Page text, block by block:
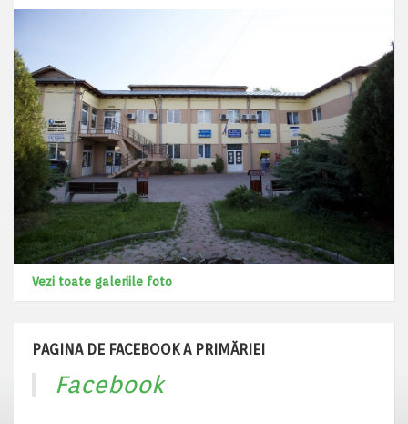
Vezi toate galeriile foto
PAGINA DE FACEBOOK A PRIMĂRIEI
Facebook